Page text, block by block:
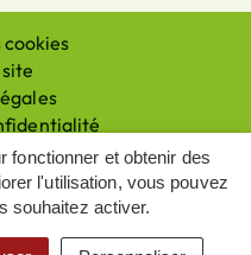
fonctionner et obtenir des
l'utilisation, vous pouvez
souhaitez activer.
cookies
conforme
du site